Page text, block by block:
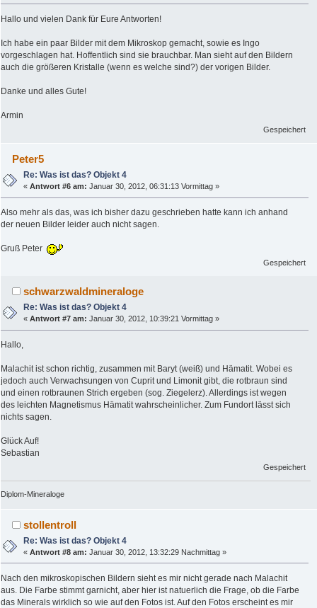
Hallo und vielen Dank für Eure Antworten!
Ich habe ein paar Bilder mit dem Mikroskop gemacht, sowie es Ingo
vorgeschlagen hat. Hoffentlich sind sie brauchbar. Man sieht auf den Bildern
auch die größeren Kristalle (wenn es welche sind?) der vorigen Bilder.
Danke und alles Gute!
Armin
Gespeichert
Peter5
Re: Was ist das? Objekt 4
«Antwort #6 am: Januar 30, 2012, 06:31:13 Vormittag »
Also mehr als das, was ich bisher dazu geschrieben hatte kann ich anhand
der neuen Bilder leider auch nicht sagen.
Gruß Peter
Gespeichert
schwarzwaldmineraloge
Re: Was ist das? Objekt 4
«Antwort #7 am: Januar 30, 2012, 10:39:21 Vormittag »
Hallo,
Malachit ist schon richtig, zusammen mit Baryt (weiß) und Hämatit. Wobei es
jedoch auch Verwachsungen von Cuprit und Limonit gibt, die rotbraun sind
und einen rotbraunen Strich ergeben (sog. Ziegelerz). Allerdings ist wegen
des leichten Magnetismus Hämatit wahrscheinlicher. Zum Fundort lässt sich
nichts sagen.
Glück Auf!
Sebastian
Gespeichert
Diplom-Mineraloge
stollentroll
Re: Was ist das? Objekt 4
«Antwort #8 am: Januar 30, 2012, 13:32:29 Nachmittag »
Nach den mikroskopischen Bildern sieht es mir nicht gerade nach Malachit
aus. Die Farbe stimmt garnicht, aber hier ist natuerlich die Frage, ob die Farbe
das Minerals wirklich so wie auf den Fotos ist. Auf den Fotos erscheint es mir